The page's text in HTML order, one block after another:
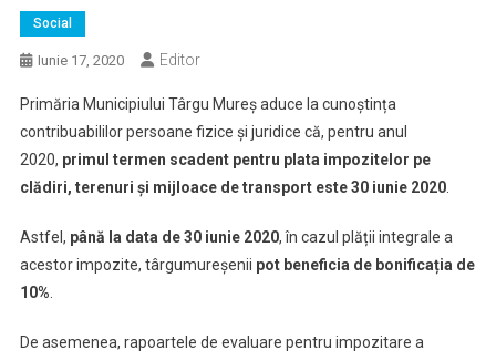
Social
Iunie 17, 2020 Editor
Primăria Municipiului Târgu Mureș aduce la cunoștința
contribuabililor persoane fizice și juridice că, pentru anul
2020, primul termen scadent pentru plata impozitelor pe
clădiri, terenuri și mijloace de transport este 30 iunie 2020.
Astfel, până la data de 30 iunie 2020, în cazul plății integrale a
acestor impozite, târgumureșenii pot beneficia de bonificația de
10%
De asemenea, rapoartele de evaluare pentru impozitare a